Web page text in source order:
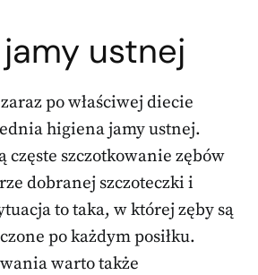
ustnej
po właściwej diecie
higiena jamy ustnej.
częste szczotkowanie zębów
dobranej szczoteczki i
to taka, w której zęby są
po każdym posiłku.
warto także